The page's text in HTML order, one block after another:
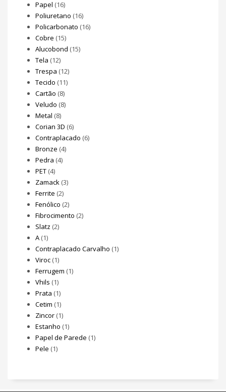
Papel (16)
Poliuretano (16)
Policarbonato (16)
Cobre (15)
Alucobond (15)
Tela (12)
Trespa (12)
Tecido (11)
Cartão (8)
Veludo (8)
Metal (8)
Corian 3D (6)
Contraplacado (6)
Bronze (4)
Pedra (4)
PET (4)
Zamack (3)
Ferrite (2)
Fenólico (2)
Fibrocimento (2)
Slatz (2)
A (1)
Contraplacado Carvalho (1)
Viroc (1)
Ferrugem (1)
Vhils (1)
Prata (1)
Cetim (1)
Zincor (1)
Estanho (1)
Papel de Parede (1)
Pele (1)